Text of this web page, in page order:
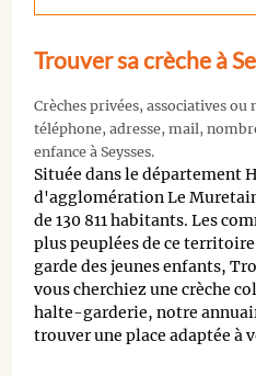
Trouver sa crèche à
Crèches privées, associatives
téléphone, adresse, mail,
enfance à Seysses.
Située dans le département
d'agglomération Le
de 130 811 habitants. Les
plus peuplées de ce
garde des jeunes enfants,
vous cherchiez une crèche
halte-garderie, notre
trouver une place adaptée à